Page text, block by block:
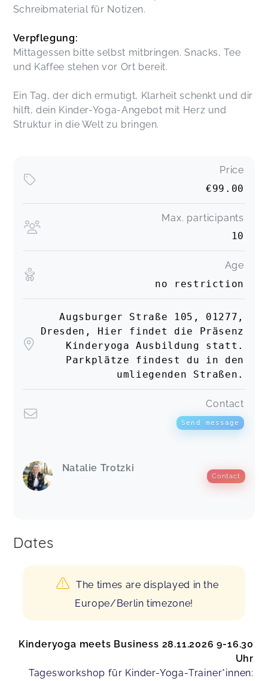
Schreibmaterial für Notizen.
Verpflegung:
Mittagessen bitte selbst mitbringen. Snacks, Tee
und Kaffee stehen vor Ort bereit.
Ein Tag, der dich ermutigt, Klarheit schenkt und dir
hilft, dein Kinder-Yoga-Angebot mit Herz und
Struktur in die Welt zu bringen.
Price
€99.00
Max. participants
10
Age
no restriction
Augsburger Straße 105, 01277,
Dresden, Hier findet die Präsenz
Kinderyoga Ausbildung statt.
Parkplätze findest du in den
umliegenden Straßen.
Contact
Send message
Natalie Trotzki
Contact
Dates
The times are displayed in the
Europe/Berlin timezone!
Kinderyoga meets Business 28.11.2026 9-16.30
Uhr
Tagesworkshop für Kinder-Yoga-Trainer*innen: